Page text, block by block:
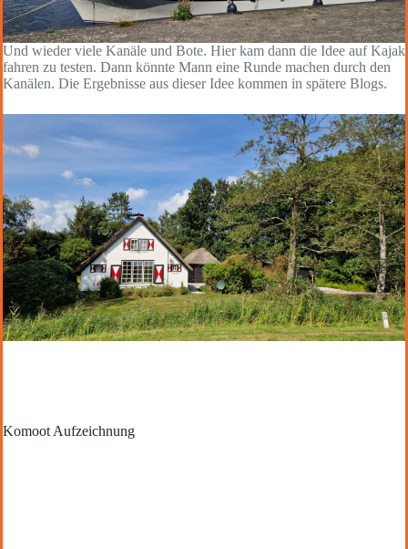
Und wieder viele Kanäle und Bote. Hier kam dann die Idee auf Kajak
fahren zu testen. Dann könnte Mann eine Runde machen durch den
Kanälen. Die Ergebnisse aus dieser Idee kommen in spätere Blogs.
Komoot Aufzeichnung